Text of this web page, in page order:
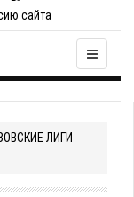
сайта
ЛИГИ